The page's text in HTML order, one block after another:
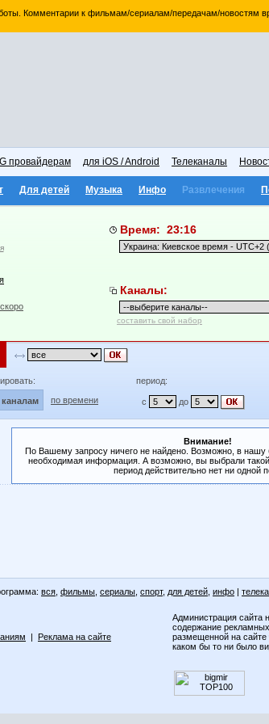
Комментарии к фильмам/сериалам/передачам/новостям
провайдерам для iOS / Android Телеканалы
Для детей Музыка Инфо Развлечения
Время: 23:16
Каналы:
составить свой набор
по времени
период:
с до
Внимание!
По Вашему запросу ничего не найдено. Возможно, в нашу
необходимая информация. А возможно, вы выбрали
период действительно нет ни одной
вся фильмы сериалы спорт, для детей инфо |
| Реклама на сайте
Администрация сайта
содержание
размещенной на сайте
каком бы то ни было